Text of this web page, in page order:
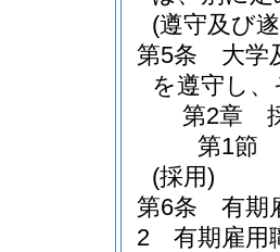
(遵守及び
第5条
大学
を遵守し
第2章
第1節
(採用)
第6条
有期
2
有期雇用